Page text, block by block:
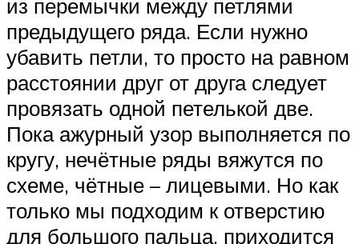
из перемычки между петлями
предыдущего ряда. Если нужно
убавить петли, то просто на равном
расстоянии друг от друга следует
провязать одной петелькой две.
Пока ажурный узор выполняется по
кругу, нечётные ряды вяжутся по
схеме, чётные – лицевыми. Но как
только мы подходим к отверстию
для большого пальца, приходится